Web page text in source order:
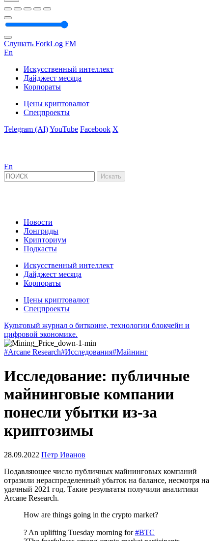
Слушать ForkLog FM
En
Искусственный интеллект
Дайджест месяца
Корпораты
Цены криптовалют
Спецпроекты
Telegram (AI)YouTube Facebook X
En
Новости
Лонгриды
Крипториум
Подкасты
Искусственный интеллект
Дайджест месяца
Корпораты
Цены криптовалют
Спецпроекты
Культовый журнал о биткоине, технологии блокчейн и
цифровой экономике.
#Arcane Research#Исследования#Майнинг
Исследование: публичные
майнинговые компании
понесли убытки из-за
криптозимы
28.09.2022 Петр Иванов
Подавляющее число публичных майнинговых компаний
отразили нераспределенный убыток на балансе, несмотря на
удачный 2021 год. Такие результаты получили аналитики
Arcane Research.
How are things going in the crypto market?
? An uplifting Tuesday morning for#BTC